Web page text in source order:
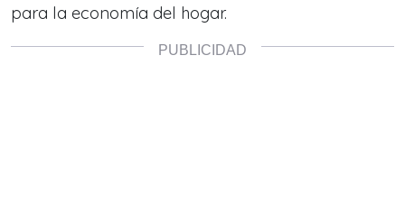
para la economía del hogar.